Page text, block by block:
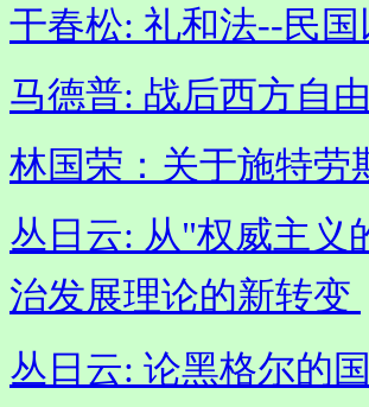
干春松: 礼和法--民
马德普: 战后西方自
林国荣：关于施特劳
丛日云: 从"权威主义
治发展理论的新转变 
丛日云: 论黑格尔的